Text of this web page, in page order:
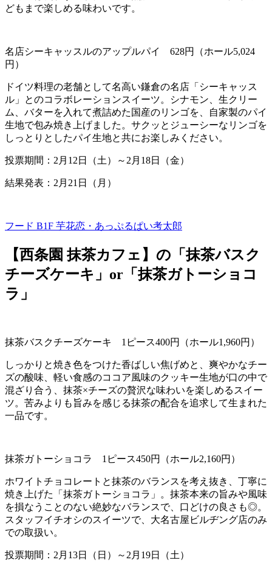
どもまで楽しめる味わいです。
名店シーキャッスルのアップルパイ 628円（ホール5,024
円）
ドイツ料理の老舗として名高い鎌倉の名店「シーキャッス
ル」とのコラボレーションスイーツ。シナモン、生クリー
ム、バターを入れて煮詰めた国産のリンゴを、自家製のパイ
生地で包み焼き上げました。サクッとジューシーなリンゴを
しっとりとしたパイ生地と共にお楽しみください。
投票期間： 2 月 12 日（土）～ 2 月 18日（金）
結果発表：2月21日（月）
フード B1F 芋花恋・あっぷるぱい考太郎
【西条園 抹茶カフェ】の「抹茶バスク
チーズケーキ」or「抹茶ガトーショコ
ラ」
抹茶バスクチーズケーキ 1 ピース400円（ホール1,960円）
しっかりと焼き色をつけた香ばしい焦げめと、爽やかなチー
ズの酸味、軽い食感のココア風味のクッキー生地が口の中で
混ざり合う、抹茶×チーズの贅沢な味わいを楽しめるスイー
ツ。苦みよりも旨みを感じる抹茶の配合を追求して生まれた
一品です。
抹茶ガトーショコラ 1 ピース450円（ホール2,160円）
ホワイトチョコレートと抹茶のバランスを考え抜き、丁寧に
焼き上げた「抹茶ガトーショコラ」。抹茶本来の旨みや風味
を損なうことのない絶妙なバランスで、口どけの良さも◎。
スタッフイチオシのスイーツで、大名古屋ビルヂング店のみ
での取扱い。
投票期間： 2 月 13日（日）～ 2 月 19日（土）